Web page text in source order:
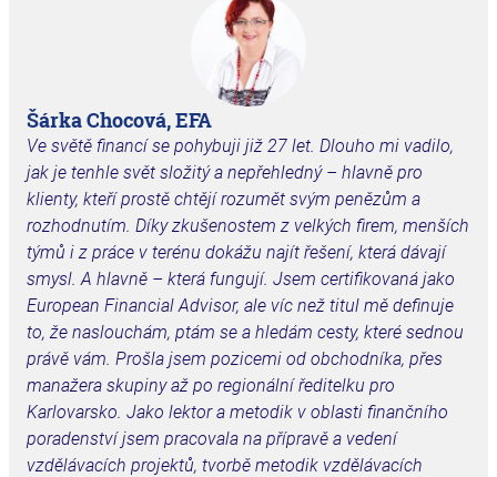
Šárka Chocová, EFA
Ve světě financí se pohybuji již 27 let. Dlouho mi vadilo,
jak je tenhle svět složitý a nepřehledný – hlavně pro
klienty, kteří prostě chtějí rozumět svým penězům a
rozhodnutím. Díky zkušenostem z velkých firem, menších
týmů i z práce v terénu dokážu najít řešení, která dávají
smysl. A hlavně – která fungují. Jsem certifikovaná jako
European Financial Advisor, ale víc než titul mě definuje
to, že naslouchám, ptám se a hledám cesty, které sednou
právě vám. Prošla jsem pozicemi od obchodníka, přes
manažera skupiny až po regionální ředitelku pro
Karlovarsko. Jako lektor a metodik v oblasti finančního
poradenství jsem pracovala na přípravě a vedení
vzdělávacích projektů, tvorbě metodik vzdělávacích